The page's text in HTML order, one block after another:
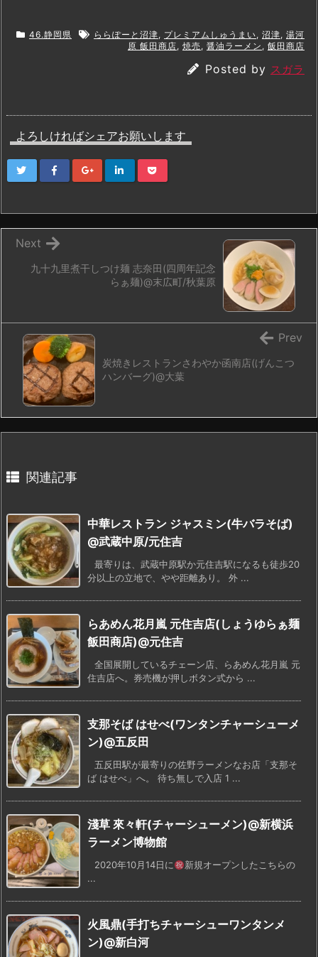
46.静岡県 ららぽーと沼津, プレミアムしゅうまい, 沼津, 湯河
原 飯田商店, 焼売, 醤油ラーメン , 飯田商店
Posted by スガラ
よろしければシェアお願いします
九十九里煮干しつけ麺 志奈田(四周年記念
らぁ麺)@末広町/秋葉原
Next
炭焼きレストランさわやか函南店(げんこつ
ハンバーグ)@大葉
Prev
関連記事
中華レストラン ジャスミン(牛バラそば)
@武蔵中原/元住吉
最寄りは、武蔵中原駅か元住吉駅になるも徒歩20
分以上の立地で、やや距離あり。 外 ...
らあめん花月嵐 元住吉店(しょうゆらぁ麺
飯田商店)@元住吉
全国展開しているチェーン店、らあめん花月嵐 元
住吉店へ。券売機が押しボタン式から ...
支那そば はせべ(ワンタンチャーシューメ
ン)@五反田
五反田駅が最寄りの佐野ラーメンなお店「支那そ
ば はせべ」へ。 待ち無しで入店 1 ...
淺草 來々軒(チャーシューメン)@新横浜
ラーメン博物館
2020年10月14日に
新規オープンしたこちらの
...
火風鼎(手打ちチャーシューワンタンメ
ン)@新白河